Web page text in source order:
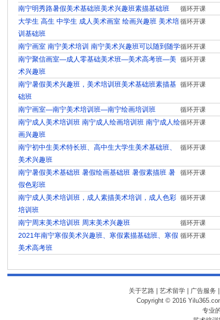
南宁明秀路暑假美术基础班美术兴趣班素描基础班 循环开课
大学生 高生 中学生 成人美术画室 绘画兴趣班 美术培
训基础班
循环开课
南宁画室 南宁美术培训 南宁美术兴趣班可以随到随学循环开课
南宁聚信画室—成人零基础美术班—美术高考班—美
术兴趣班
循环开课
南宁暑假美术兴趣班，美术培训班美术基础班素描基
础班
循环开课
南宁画室—南宁美术培训班—南宁绘画培训班 循环开课
南宁成人美术培训班 南宁成人绘画培训班 南宁成人绘
画兴趣班
循环开课
南宁初中生美术特长班、高中生大学生美术基础班、
美术兴趣班
循环开课
南宁暑假美术基础班 暑假绘画基础班 暑假素描班 暑
假色彩班
循环开课
南宁成人美术培训班，成人素描美术培训，成人色彩
培训班
循环开课
南宁周末美术培训班 周末美术兴趣班 循环开课
2021年南宁寒假美术兴趣班、寒假素描基础班、寒假
美术高考班
循环开课
关于艺路 艺术留学 广告服务
Copyright © 2016
专业